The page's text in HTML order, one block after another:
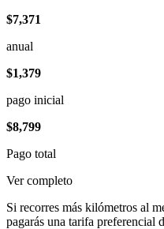
$7,371
anual
$1,379
pago inicial
$8,799
Pago total
Ver completo
Si recorres más kilómetros al
pagarás una tarifa preferencial